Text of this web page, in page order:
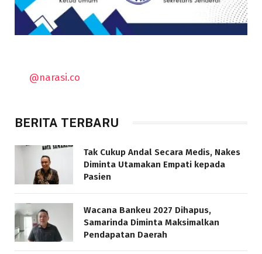
@narasi.co
BERITA TERBARU
Tak Cukup Andal Secara Medis, Nakes
Diminta Utamakan Empati kepada
Pasien
Wacana Bankeu 2027 Dihapus,
Samarinda Diminta Maksimalkan
Pendapatan Daerah